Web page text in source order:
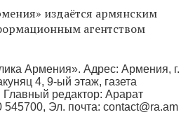
издаётся армянским
агентством
Армения». Адрес: Армения, г.
4, 9-ый этаж, газета
редактор: Арарат
545700, Эл. почта: contact@ra.am